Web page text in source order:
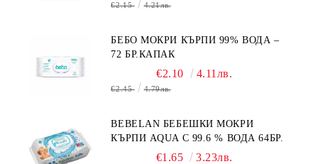
€2.15 4.21лв.
БЕБО МОКРИ КЪРПИ 99% ВОДА –
72 БР.КАПАК
€2.10 4.11лв.
€2.45 4.79лв.
BEBELAN БЕБЕШКИ МОКРИ
КЪРПИ AQUA С 99.6 % ВОДА 64БР.
€1.65 3.23лв.